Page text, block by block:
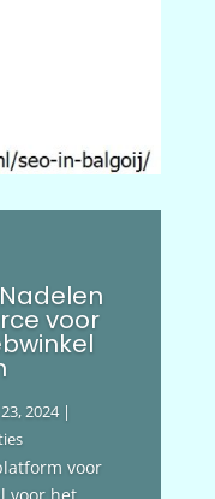
voor
2024|
voor